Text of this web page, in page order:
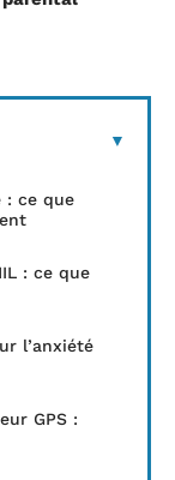
: ce que
: ce que
l’anxiété
GPS :